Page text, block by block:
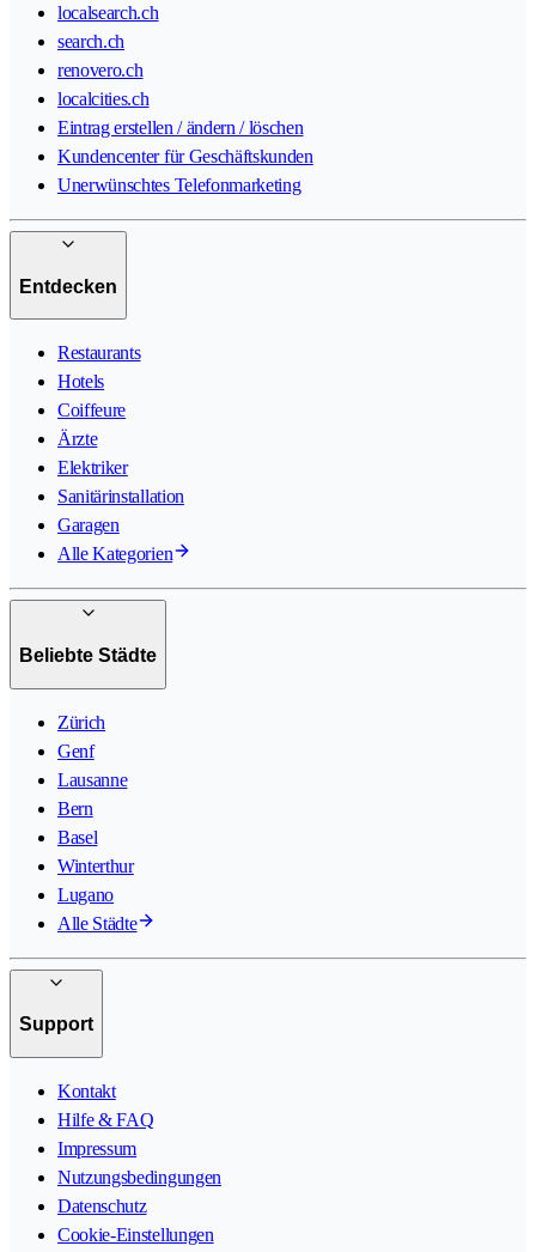
localsearch.ch
search.ch
renovero.ch
localcities.ch
Eintrag erstellen / ändern / löschen
Kundencenter für Geschäftskunden
Unerwünschtes Telefonmarketing
Entdecken
Restaurants
Hotels
Coiffeure
Ärzte
Elektriker
Sanitärinstallation
Garagen
Alle Kategorien
Beliebte Städte
Zürich
Genf
Lausanne
Bern
Basel
Winterthur
Lugano
Alle Städte
Support
Kontakt
Hilfe & FAQ
Impressum
Nutzungsbedingungen
Datenschutz
Cookie-Einstellungen